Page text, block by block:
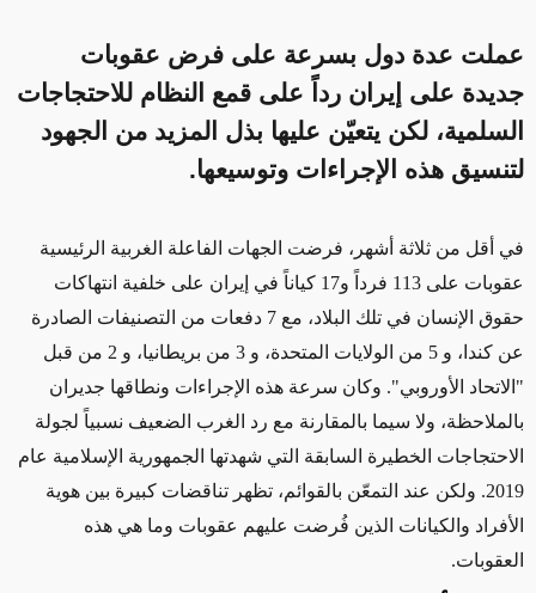
عملت عدة دول بسرعة على فرض عقوبات
جديدة على إيران رداً على قمع النظام للاحتجاجات
السلمية، لكن يتعيّن عليها بذل المزيد من الجهود
لتنسيق هذه الإجراءات وتوسيعها.
في أقل من ثلاثة أشهر، فرضت الجهات الفاعلة الغربية الرئيسية
عقوبات على 113 فرداً و17 كياناً في إيران على خلفية انتهاكات
حقوق الإنسان في تلك البلاد
، مع 7 دفعات من التصنيفات الصادرة
عن كندا، و 5 من الولايات المتحدة، و 3 من بريطانيا، و 2 من قبل
"الاتحاد الأوروبي". وكان سرعة هذه الإجراءات ونطاقها جديران
بالملاحظة، ولا سيما بالمقارنة مع رد الغرب الضعيف نسبياً لجولة
الاحتجاجات الخطيرة السابقة التي شهدتها الجمهورية الإسلامية عام
2019. ولكن عند التمعّن بالقوائم، تظهر تناقضات كبيرة بين هوية
الأفراد والكيانات الذين فُرضت عليهم عقوبات وما هي هذه
العقوبات.